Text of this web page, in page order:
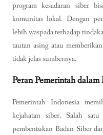
program kesadaran siber
komunitas lokal. Dengan
lebih waspada terhadap
tautan asing atau
tidak jelas sumbernya.
Peran Pemerintah
Pemerintah Indonesia
kejahatan siber. Salah
pembentukan Badan Siber